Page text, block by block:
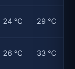
24 ℃ 29 ℃
26 ℃ 33 ℃